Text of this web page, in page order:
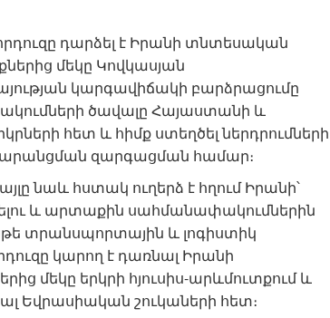
դարձել է Իրանի տնտեսական
մեկը Կովկասյան
կարգավիճակի բարձրացումը
ծավալը Հայաստանի և
հետ և հիմք ստեղծել ներդրումների
զարգացման համար։
նաև հստակ ուղերձ է հղում Իրանի՝
և արտաքին սահմանափակումներին
տրանսպորտային և լոգիստիկ
կարող է դառնալ Իրանի
մեկը երկրի հյուսիս-արևմուտքում և
Եվրասիական շուկաների հետ։